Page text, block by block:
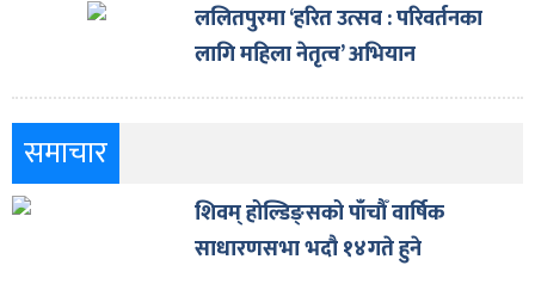
ललितपुरमा ‘हरित उत्सव : परिवर्तनका
लागि महिला नेतृत्व’ अभियान
समाचार
शिवम् होल्डिङ्सको पाँचौँ वार्षिक
साधारणसभा भदौ १४गते हुने